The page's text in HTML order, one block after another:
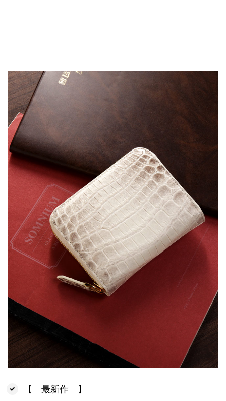
【 最新作 】